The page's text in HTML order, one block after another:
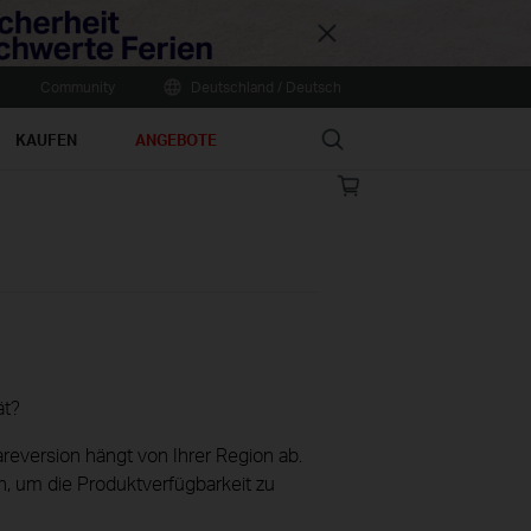
Close
KAUFEN ANGEBOTE Search
Online
hängt von Ihrer Region ab.
um die Produktverfügbarkeit zu